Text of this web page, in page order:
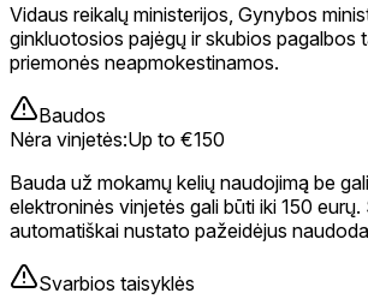
Vidaus reikalų ministerijos, Gynybos
ginkluotosios pajėgų ir skubios pagalbos
priemonės neapmokestinamos.
Baudos
Nėra vinjetės:Up to €150
Bauda už mokamų kelių naudojimą be
elektroninės vinjetės gali būti iki 150 eurų.
automatiškai nustato pažeidėjus
Svarbios taisyklės